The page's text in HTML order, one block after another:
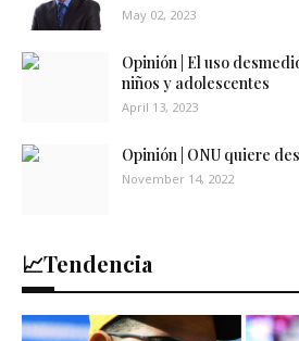
May 02, 2023
Opinión | El uso
niños y adolescentes
April 13, 2023
Opinión | ONU quiere
November 14, 2022
📈Tendencia